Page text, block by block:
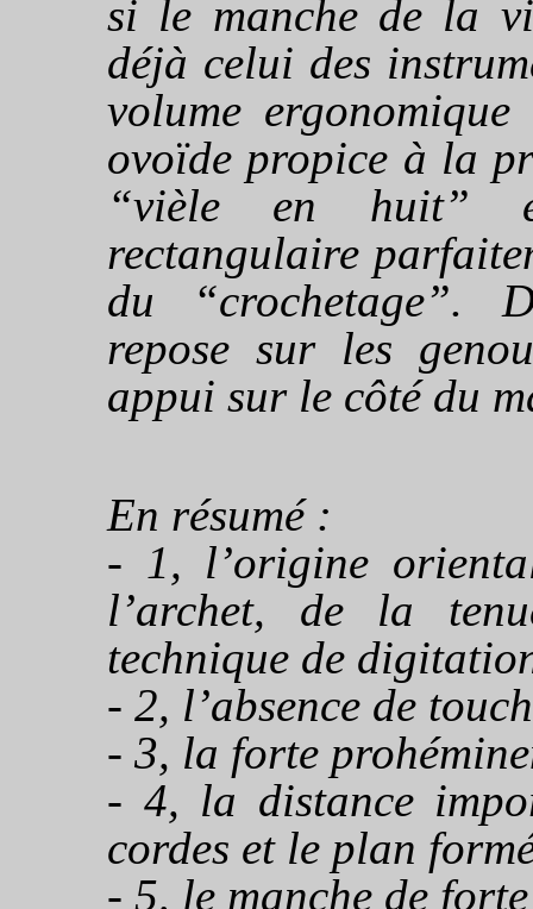
si le manche de la
déjà celui des
volume
ovoïde propice à la
“vièle en huit”
rectangulaire
du “crochetage”.
repose sur les
appui sur le côté du
En résumé :
- 1, l’origine
l’archet, de la
technique de
- 2, l’absence de
- 3, la forte
- 4, la distance
cordes et le plan
- 5, le manche de